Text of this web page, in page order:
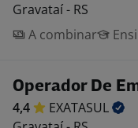
Gravataí - RS
A combinar
Operador De
4,4
EXATASUL